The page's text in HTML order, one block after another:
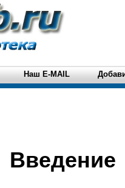
Наш E-MAIL
Введение